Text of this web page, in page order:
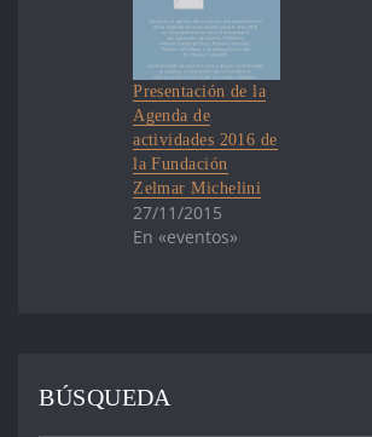
Presentación de la
Agenda de
actividades 2016 de
la Fundación
Zelmar Michelini
27/11/2015
En «eventos»
BÚSQUEDA